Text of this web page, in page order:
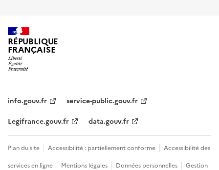
RÉPUBLIQUE
FRANÇAISE
institutionnel
info.gouv.fr
service-public.gouv.fr
Legifrance.gouv.fr
data.gouv.fr
Menu
Plan du site Accessibilité : partiellement conforme
Accessibilité des
services en ligne
Mentions légales Données personnelles Gestion